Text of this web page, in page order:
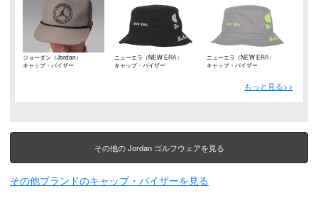
ジョーダン（Jordan）
キャップ・バイザー
ニューエラ（NEW ERA）
キャップ・バイザー
ニューエラ（NEW ERA）
キャップ・バイザー
もっと見る>>
その他の Jordan ゴルフウェアを見る
その他ブランドのキャップ・バイザーを見る